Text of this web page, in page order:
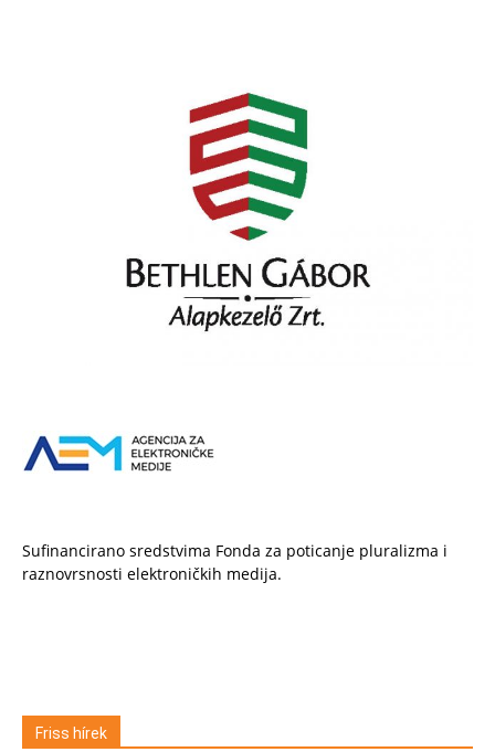
Sufinancirano sredstvima Fonda za poticanje pluralizma i
raznovrsnosti elektroničkih medija.
Friss hírek